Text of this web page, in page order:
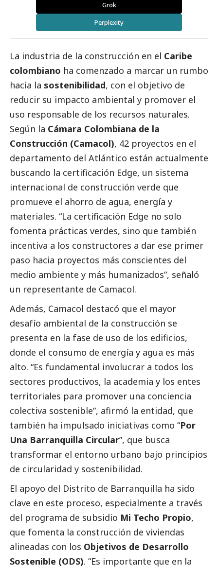
Grok
Perplexity
La industria de la construcción en el Caribe
colombiano ha comenzado a marcar un rumbo
hacia la sostenibilidad, con el objetivo de
reducir su impacto ambiental y promover el
uso responsable de los recursos naturales.
Según la Cámara Colombiana de la
Construcción (Camacol), 42 proyectos en el
departamento del Atlántico están actualmente
buscando la certificación Edge, un sistema
internacional de construcción verde que
promueve el ahorro de agua, energía y
materiales. “La certificación Edge no solo
fomenta prácticas verdes, sino que también
incentiva a los constructores a dar ese primer
paso hacia proyectos más conscientes del
medio ambiente y más humanizados”, señaló
un representante de Camacol.
Además, Camacol destacó que el mayor
desafío ambiental de la construcción se
presenta en la fase de uso de los edificios,
donde el consumo de energía y agua es más
alto. “Es fundamental involucrar a todos los
sectores productivos, la academia y los entes
territoriales para promover una conciencia
colectiva sostenible”, afirmó la entidad, que
también ha impulsado iniciativas como “Por
Una Barranquilla Circular”, que busca
transformar el entorno urbano bajo principios
de circularidad y sostenibilidad.
El apoyo del Distrito de Barranquilla ha sido
clave en este proceso, especialmente a través
del programa de subsidio Mi Techo Propio,
que fomenta la construcción de viviendas
alineadas con los Objetivos de Desarrollo
Sostenible (ODS). “Es importante que en la